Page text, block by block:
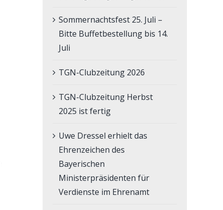
Sommernachtsfest 25. Juli –
Bitte Buffetbestellung bis 14.
Juli
TGN-Clubzeitung 2026
TGN-Clubzeitung Herbst
2025 ist fertig
Uwe Dressel erhielt das
Ehrenzeichen des
Bayerischen
Ministerpräsidenten für
Verdienste im Ehrenamt